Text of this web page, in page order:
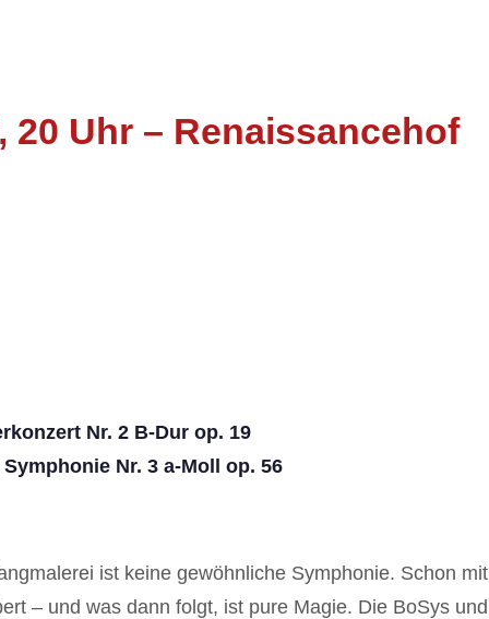
20 Uhr – Renaissancehof
Nr. 2 B-Dur op. 19
Nr. 3 a-Moll op. 56
ist keine gewöhnliche Symphonie. Schon mit
– und was dann folgt, ist pure Magie. Die BoSys und